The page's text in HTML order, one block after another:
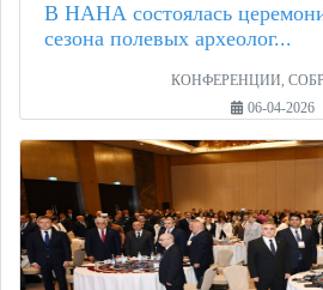
В НАНА состоялась
сезона полевых археолог...
КОНФЕРЕНЦИИ,
06-04-2026